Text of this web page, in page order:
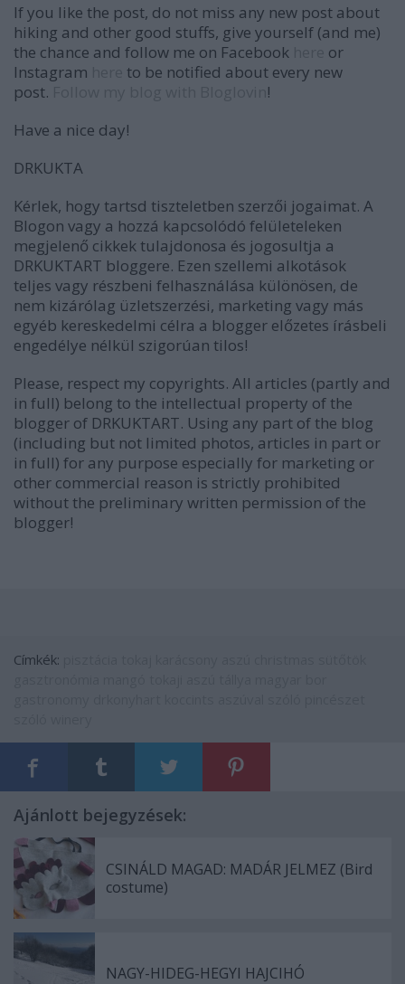
If you like the post, do not miss any new post about
hiking and other good stuffs, give yourself (and me)
the chance and follow me on Facebook
or
Instagram
to be notified about every new
post.
!
Have a nice day!
DRKUKTA
Kérlek, hogy tartsd tiszteletben szerzői jogaimat. A
Blogon vagy a hozzá kapcsolódó felületeleken
megjelenő cikkek tulajdonosa és jogosultja a
DRKUKTART bloggere. Ezen szellemi alkotások
teljes vagy részbeni felhasználása különösen, de
nem kizárólag üzletszerzési, marketing vagy más
egyéb kereskedelmi célra a blogger előzetes írásbeli
engedélye nélkül szigorúan tilos!
Please, respect my copyrights. All articles (partly and
in full) belong to the intellectual property of the
blogger of DRKUKTART. Using any part of the blog
(including but not limited photos, articles in part or
in full) for any purpose especially for marketing or
other commercial reason is strictly prohibited
without the preliminary written permission of the
blogger!
Címkék:
Ajánlott bejegyzések:
CSINÁLD MAGAD: MADÁR JELMEZ (Bird
costume)
NAGY-HIDEG-HEGYI HAJCIHÓ